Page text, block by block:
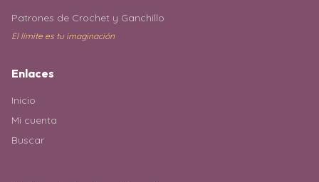
Patrones de Crochet y Ganchillo
El límite es tu imaginación
Enlaces
Inicio
Mi cuenta
Buscar